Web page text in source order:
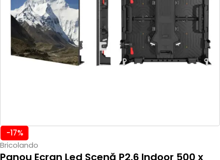
-17%
Bricolando
Panou Ecran Led Scenă P2.6 Indoor 500 x